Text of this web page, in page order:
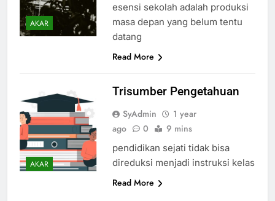
AKAR
esensi sekolah adalah produksi
masa depan yang belum tentu
datang
Read More
AKAR
Trisumber Pengetahuan
SyAdmin
1 year
ago
0 9 mins
pendidikan sejati tidak bisa
direduksi menjadi instruksi kelas
Read More